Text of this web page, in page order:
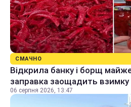
СМАЧНО
Відкрила банку і борщ
заправка заощадить взимку
06 серпня 2026, 13:47